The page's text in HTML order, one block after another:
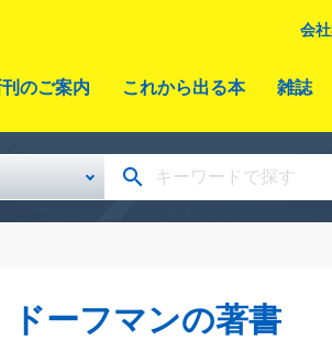
会
のご案内 これから出る本 雑誌
ドーフマンの著書